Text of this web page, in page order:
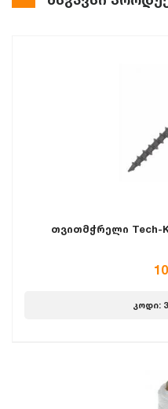
თვითმჭრელი Tech-
კოდი: